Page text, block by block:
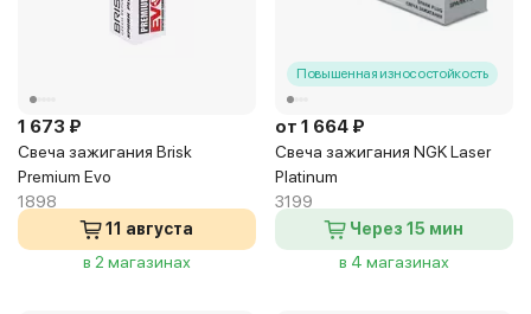
1 673 ₽
Свеча зажигания Brisk
Premium Evo
1898
11 августа
в 2 магазинах
Повышенная износостойкость
от 1 664 ₽
Свеча зажигания NGK Laser
Platinum
3199
Через 15 мин
в 4 магазинах